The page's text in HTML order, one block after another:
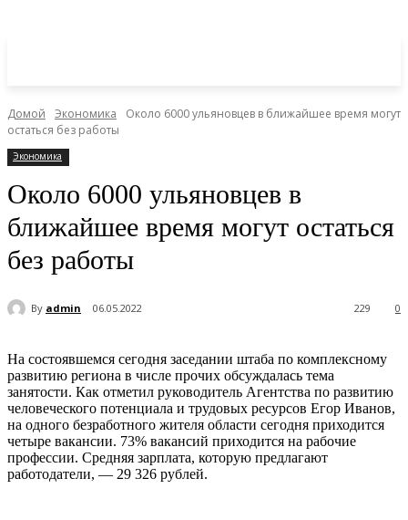
Домой Экономика
Около 6000 ульяновцев в ближайшее время могут
остаться без работы
Экономика
Около 6000 ульяновцев в
ближайшее время могут остаться
без работы
By admin 06.05.2022 0
229
На состоявшемся сегодня заседании штаба по комплексному
развитию региона в числе прочих обсуждалась тема
занятости. Как отметил руководитель Агентства по развитию
человеческого потенциала и трудовых ресурсов Егор Иванов,
на одного безработного жителя области сегодня приходится
четыре вакансии. 73% вакансий приходится на рабочие
профессии. Средняя зарплата, которую предлагают
работодатели, — 29 326 рублей.